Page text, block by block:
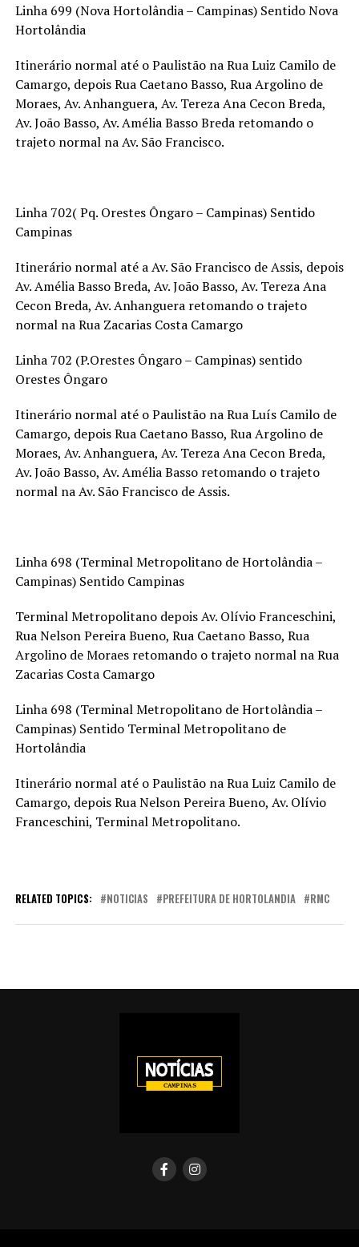
Linha 699 (Nova Hortolândia – Campinas) Sentido Nova
Hortolândia
Itinerário normal até o Paulistão na Rua Luiz Camilo de
Camargo, depois Rua Caetano Basso, Rua Argolino de
Moraes, Av. Anhanguera, Av. Tereza Ana Cecon Breda,
Av. João Basso, Av. Amélia Basso Breda retomando o
trajeto normal na Av. São Francisco.
Linha 702( Pq. Orestes Ôngaro – Campinas) Sentido
Campinas
Itinerário normal até a Av. São Francisco de Assis, depois
Av. Amélia Basso Breda, Av. João Basso, Av. Tereza Ana
Cecon Breda, Av. Anhanguera retomando o trajeto
normal na Rua Zacarias Costa Camargo
Linha 702 (P.Orestes Ôngaro – Campinas) sentido
Orestes Ôngaro
Itinerário normal até o Paulistão na Rua Luís Camilo de
Camargo, depois Rua Caetano Basso, Rua Argolino de
Moraes, Av. Anhanguera, Av. Tereza Ana Cecon Breda,
Av. João Basso, Av. Amélia Basso retomando o trajeto
normal na Av. São Francisco de Assis.
Linha 698 (Terminal Metropolitano de Hortolândia –
Campinas) Sentido Campinas
Terminal Metropolitano depois Av. Olívio Franceschini,
Rua Nelson Pereira Bueno, Rua Caetano Basso, Rua
Argolino de Moraes retomando o trajeto normal na Rua
Zacarias Costa Camargo
Linha 698 (Terminal Metropolitano de Hortolândia –
Campinas) Sentido Terminal Metropolitano de
Hortolândia
Itinerário normal até o Paulistão na Rua Luiz Camilo de
Camargo, depois Rua Nelson Pereira Bueno, Av. Olívio
Franceschini, Terminal Metropolitano.
RELATED TOPICS: NOTICIAS PREFEITURA DE HORTOLANDIA RMC